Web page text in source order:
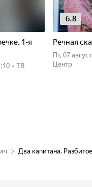
1-я
• ТВ
6.8
Речная
пт, 07
Центр
Два капитана.